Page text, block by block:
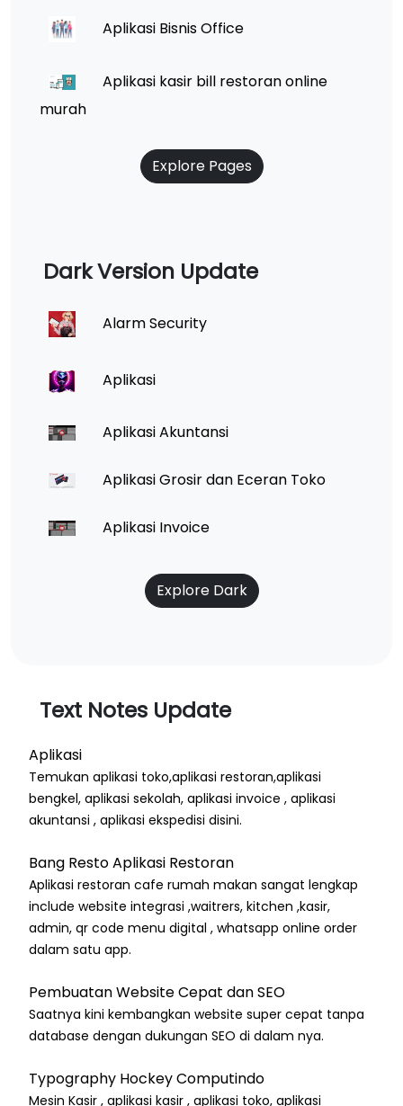
Aplikasi Bisnis Office
Aplikasi kasir bill restoran online
murah
Explore Pages
Dark Version Update
Alarm Security
Aplikasi
Aplikasi Akuntansi
Aplikasi Grosir dan Eceran Toko
Aplikasi Invoice
Explore Dark
Text Notes Update
Aplikasi
Temukan aplikasi toko,aplikasi restoran,aplikasi
bengkel, aplikasi sekolah, aplikasi invoice , aplikasi
akuntansi , aplikasi ekspedisi disini.
Bang Resto Aplikasi Restoran
Aplikasi restoran cafe rumah makan sangat lengkap
include website integrasi ,waitrers, kitchen ,kasir,
admin, qr code menu digital , whatsapp online order
dalam satu app.
Pembuatan Website Cepat dan SEO
Saatnya kini kembangkan website super cepat tanpa
database dengan dukungan SEO di dalam nya.
Typography Hockey Computindo
Mesin Kasir , aplikasi kasir , aplikasi toko, aplikasi